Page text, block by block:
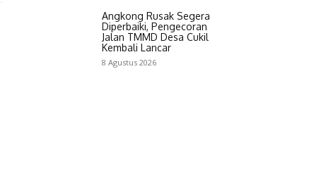
Angkong Rusak Segera
Diperbaiki, Pengecoran
Jalan TMMD Desa Cukil
Kembali Lancar
8 Agustus 2026